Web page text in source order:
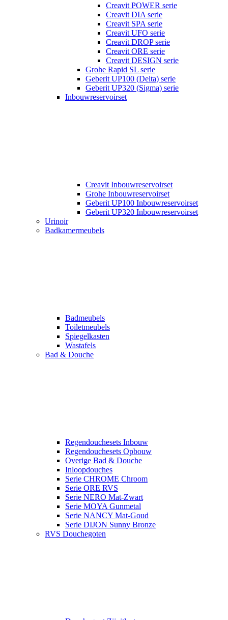
Creavit POWER serie
Creavit DIA serie
Creavit SPA serie
Creavit UFO serie
Creavit DROP serie
Creavit ORE serie
Creavit DESIGN serie
Grohe Rapid SL serie
Geberit UP100 (Delta) serie
Geberit UP320 (Sigma) serie
Inbouwreservoirset
Creavit Inbouwreservoirset
Grohe Inbouwreservoirset
Geberit UP100 Inbouwreservoirset
Geberit UP320 Inbouwreservoirset
Urinoir
Badkamermeubels
Badmeubels
Toiletmeubels
Spiegelkasten
Wastafels
Bad & Douche
Regendouchesets Inbouw
Regendouchesets Opbouw
Overige Bad & Douche
Inloopdouches
Serie CHROME Chroom
Serie ORE RVS
Serie NERO Mat-Zwart
Serie MOYA Gunmetal
Serie NANCY Mat-Goud
Serie DIJON Sunny Bronze
RVS Douchegoten